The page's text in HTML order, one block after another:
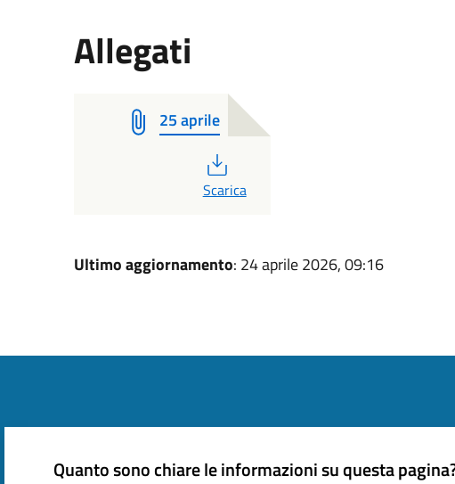
Allegati
25 aprile
PDF
Scarica
Ultimo aggiornamento: 24 aprile 2026, 09:16
Quanto sono chiare le informazioni su questa